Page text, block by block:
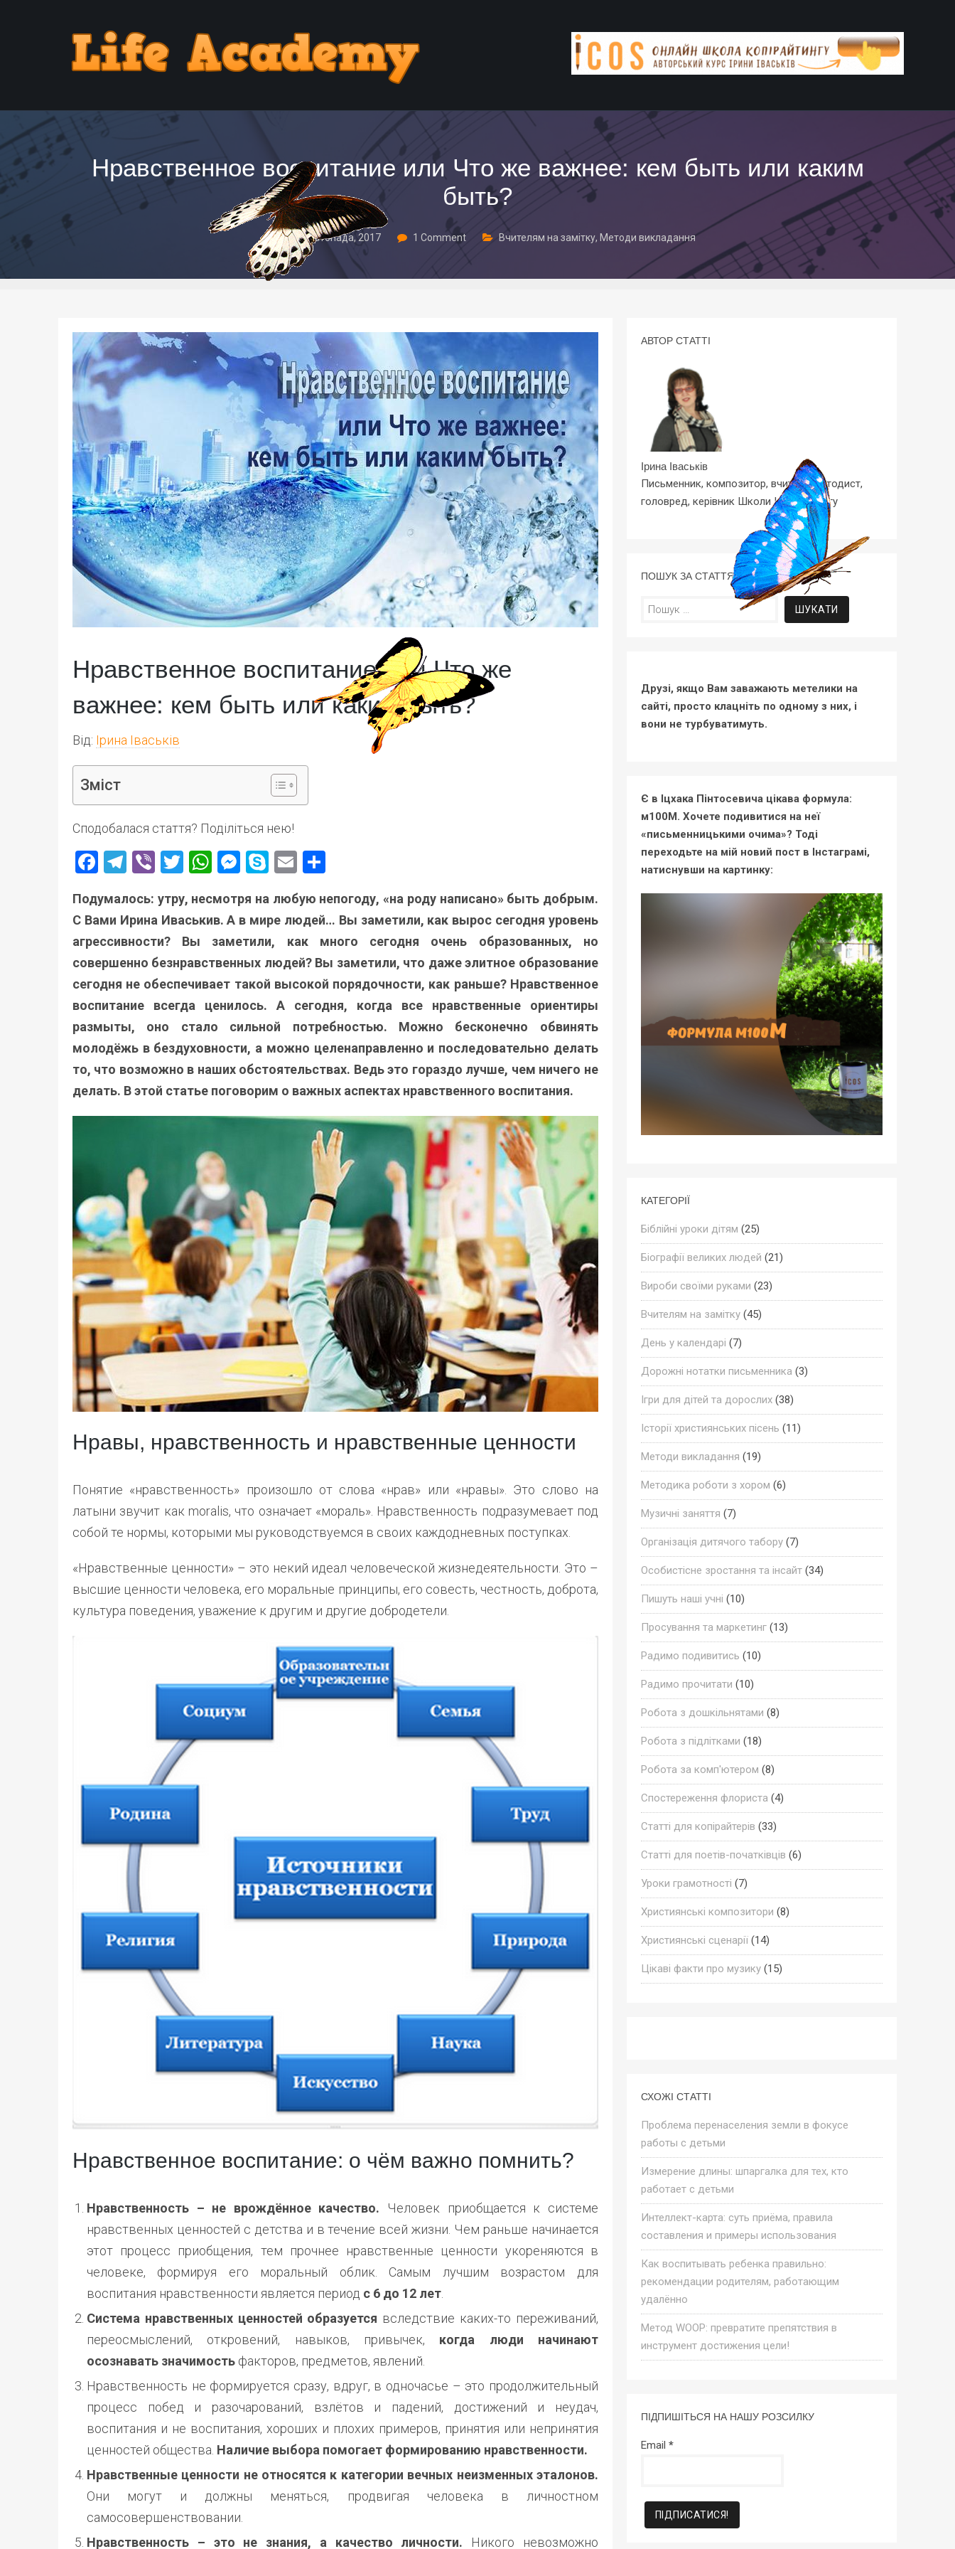
Нравственное воспитание или Что же важнее: кем быть или каким
быть?
24 Листопада, 2017 1 Comment Вчителям на замітку, Методи викладання
Нравственное воспитание или Что же
важнее: кем быть или каким быть?
Від: Ірина Іваськів
Зміст
Сподобалася стаття? Поділіться нею!
Facebook
Telegram
ViberTwitter
WhatsApp
Messenger
Skype
Email
Подумалось: утру, несмотря на любую непогоду, «на роду написано» быть добрым.
С Вами Ирина Иваськив. А в мире людей… Вы заметили, как вырос сегодня уровень
агрессивности? Вы заметили, как много сегодня очень образованных, но
совершенно безнравственных людей? Вы заметили, что даже элитное образование
сегодня не обеспечивает такой высокой порядочности, как раньше? Нравственное
воспитание всегда ценилось. А сегодня, когда все нравственные ориентиры
размыты, оно стало сильной потребностью. Можно бесконечно обвинять
молодёжь в бездуховности, а можно целенаправленно и последовательно делать
то, что возможно в наших обстоятельствах. Ведь это гораздо лучше, чем ничего не
делать. В этой статье поговорим о важных аспектах нравственного воспитания.
Нравы, нравственность и нравственные ценности
Понятие «нравственность» произошло от слова «нрав» или «нравы». Это слово на
латыни звучит как moralis, что означает «мораль». Нравственность подразумевает под
собой те нормы, которыми мы руководствуемся в своих каждодневных поступках.
«Нравственные ценности» – это некий идеал человеческой жизнедеятельности. Это –
высшие ценности человека, его моральные принципы, его совесть, честность, доброта,
культура поведения, уважение к другим и другие добродетели.
Нравственное воспитание: о чём важно помнить?
Нравственность – не врождённое качество. Человек приобщается к системе
нравственных ценностей с детства и в течение всей жизни. Чем раньше начинается
этот процесс приобщения, тем прочнее нравственные ценности укореняются в
человеке, формируя его моральный облик. Самым лучшим возрастом для
воспитания нравственности является период с 6 до 12 лет
Система нравственных ценностей образуется вследствие каких-то переживаний,
переосмыслений, откровений, навыков, привычек, когда люди начинают
осознавать значимость факторов, предметов, явлений.
Нравственность не формируется сразу, вдруг, в одночасье – это продолжительный
процесс побед и разочарований, взлётов и падений, достижений и неудач,
воспитания и не воспитания, хороших и плохих примеров, принятия или непринятия
ценностей общества. Наличие выбора помогает формированию нравственности.
Нравственные ценности не относятся к категории вечных неизменных эталонов.
Они могут и должны меняться, продвигая человека в личностном
самосовершенствовании.
Нравственность – это не знания, а качество личности. Никого невозможно
АВТОР СТАТТІ
Ірина Іваськів
Письменник, композитор, вчитель-методист,
головред, керівник Школи Копірайтингу
ПОШУК ЗА СТАТТЯМИ
Пошук:
Друзі, якщо Вам заважають метелики на
сайті, просто клацніть по одному з них, і
вони не турбуватимуть.
Є в Іцхака Пінтосевича цікава формула:
м100М. Хочете подивитися на неї
«письменницькими очима»? Тоді
переходьте на мій новий пост в Інстаграмі,
натиснувши на картинку:
КАТЕГОРІЇ
Біблійні уроки дітям (25)
Біографії великих людей (21)
Вироби своїми руками (23)
Вчителям на замітку(45)
День у календарі (7)
Дорожні нотатки письменника (3)
Ігри для дітей та дорослих(38)
Історії християнських пісень (11)
Методи викладання (19)
Методика роботи з хором (6)
Музичні заняття (7)
Організація дитячого табору(7)
Особистісне зростання та інсайт(34)
Пишуть наші учні (10)
Просування та маркетинг(13)
Радимо подивитись (10)
Радимо прочитати (10)
Робота з дошкільнятами (8)
Робота з підлітками (18)
Робота за комп'ютером (8)
Спостереження флориста (4)
Статті для копірайтерів (33)
Статті для поетів-початківців (6)
Уроки грамотності (7)
Християнські композитори (8)
Християнські сценарії(14)
Цікаві факти про музику(15)
СХОЖІ СТАТТІ
Проблема перенаселения земли в фокусе
работы с детьми
Измерение длины: шпаргалка для тех, кто
работает с детьми
Интеллект-карта: суть приёма, правила
составления и примеры использования
Как воспитывать ребенка правильно:
рекомендации родителям, работающим
удалённо
Метод WOOP: превратите препятствия в
инструмент достижения цели!
ПІДПИШІТЬСЯ НА НАШУ РОЗСИЛКУ
Email *